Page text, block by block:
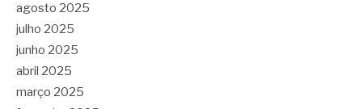
agosto 2025
julho 2025
junho 2025
abril 2025
março 2025